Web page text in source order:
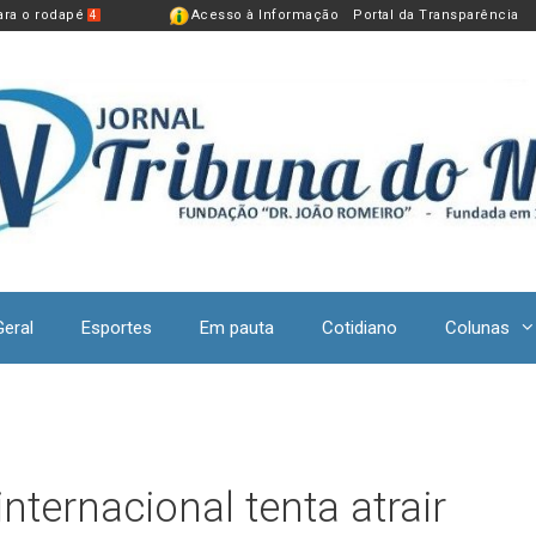
o rodapé 4 Acesso à Informação Portal da Transparência
Esportes Em pauta Cotidiano Colunas
tenta atrair